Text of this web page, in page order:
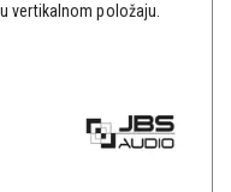
vertikalnom položaju.